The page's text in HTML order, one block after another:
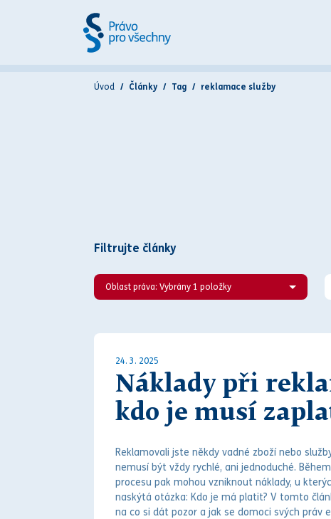
Úvod Články Tag reklamace služby
Filtrujte články
Oblast práva: Vybrány 1 položky
24. 3. 2025
Náklady při
kdo je musí
Reklamovali jste někdy vadné zboží nebo
nemusí být vždy rychlé, ani jednoduché.
procesu pak mohou vzniknout náklady, u
naskýtá otázka: Kdo je má platit? V tomto
na co si dát pozor a jak se domoci svých práv